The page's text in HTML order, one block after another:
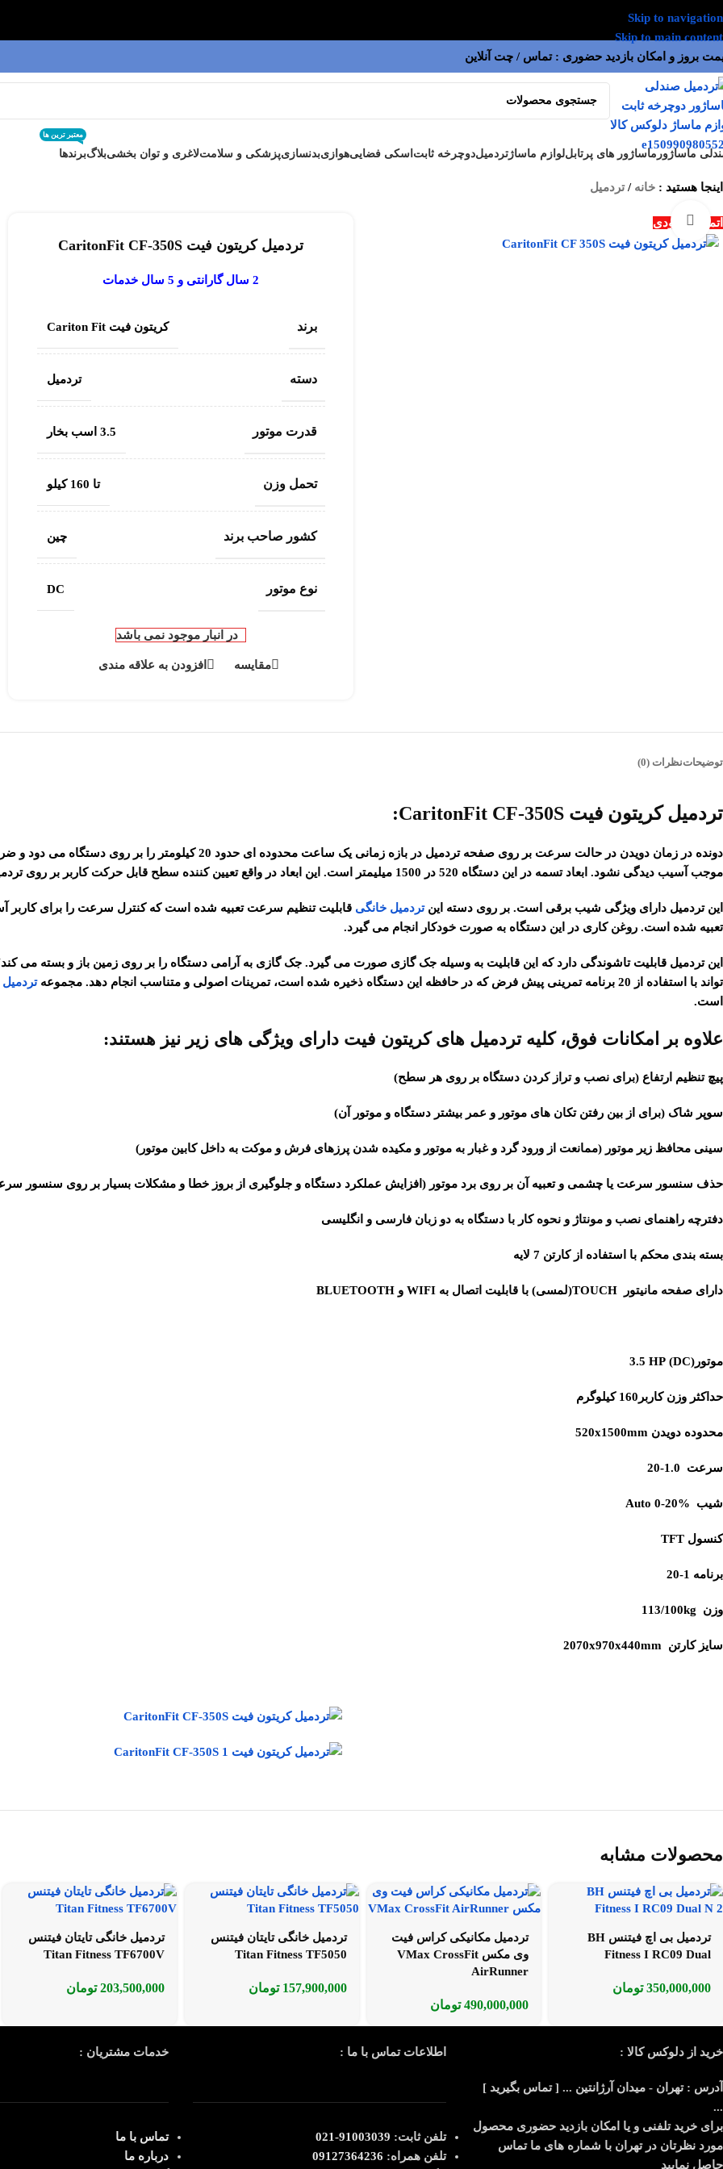
Skip to navigation
Skip to main content
بروز و امکان بازدید حضوری : تماس / چت آنلاین
ماساژور ماساژور های پرتابللوازم ماساژ تردمیلدوچرخه ثابت اسکی فضاییهوازیبدنسازیپزشکی و سلامتلاغری و توان بخشیبلاگبرندها
معتبر ترین ها
اینجا هستید : خانه /تردمیل
اتمام موجودیبزرگنمایی تصویر
تردمیل کریتون فیت CaritonFit CF-350S
2 سال گارانتی و 5 سال خدمات
برند کریتون فیت Cariton Fit
دسته تردمیل
قدرت موتور 3.5 اسب بخار
تحمل وزن تا 160 کیلو
کشور صاحب برند چین
نوع موتور DC
در انبار موجود نمی باشد
مقایسه افزودن به علاقه مندی
توضیحاتنظرات (0)
تردمیل کریتون فیت CaritonFit CF-350S:
دونده در زمان دویدن در حالت سرعت بر روی صفحه تردمیل در بازه زمانی
موجب آسیب دیدگی نشود. ابعاد تسمه در این دستگاه 520 در 1500 میلیمتر است. این ابعاد در واقع تعیین کننده سطح قابل حرکت کاربر بر روی تردمیل است.
این تردمیل دارای ویژگی شیب برقی است. بر روی دسته اینتردمیل خانگی
تعبیه شده است. روغن کاری در این دستگاه به صورت خودکار انجام می گیرد.
این تردمیل قابلیت تاشوندگی دارد که این قابلیت به وسیله جک گازی صورت می گیرد. جک گازی به آرامی دستگاه را بر روی زمین باز و بسته می
تواند با استفاده از 20 برنامه تمرینی پیش فرض که در حافظه این دستگاه ذخیره شده است، تمرینات اصولی و متناسب انجام دهد. مجموعه
است.
علاوه بر امکانات فوق، کلیه تردمیل های کریتون فیت دارای ویژگی های زیر نیز هستند:
پیچ تنظیم ارتفاع (برای نصب و تراز کردن دستگاه بر روی هر سطح)
سوپر شاک (برای از بین رفتن تکان های موتور و عمر بیشتر دستگاه و موتور آن)
سینی محافظ زیر موتور (ممانعت از ورود گرد و غبار به موتور و مکیده شدن پرزهای فرش و موکت به داخل کابین موتور)
حذف سنسور سرعت یا چشمی و تعبیه آن بر روی برد موتور (افزایش عملکرد دستگاه و جلوگیری از بروز خطا و مشکلات بسیار بر روی سنسور
دفترچه راهنمای نصب و مونتاژ و نحوه کار با دستگاه به دو زبان فارسی و انگلیسی
بسته بندی محکم با استفاده از کارتن 7 لایه
دارای صفحه مانیتور TOUCH(لمسی) با قابلیت اتصال به WIFI و BLUETOOTH
موتور(DC) 3.5 HP
حداکثر وزن کاربر160 کیلوگرم
محدوده دویدن 520x1500mm
سرعت 1.0-20
شیب Auto 0-20%
کنسول TFT
برنامه 1-20
وزن 113/100kg
سایز کارتن 2070x970x440mm
محصولات مشابه
تردمیل بی اچ فیتنس BH
Fitness I RC09 Dual
350,000,000 تومان
تردمیل مکانیکی کراس فیت
وی مکس VMax CrossFit
AirRunner
490,000,000 تومان
تردمیل خانگی تایتان فیتنس
Titan Fitness TF5050
157,900,000 تومان
تردمیل خانگی تایتان فیتنس
Titan Fitness TF6700V
203,500,000 تومان
خرید از دلوکس کالا :
آدرس : تهران - میدان آرژانتین ... [ تماس بگیرید ]
...
برای خرید تلفنی و یا امکان بازدید حضوری محصول
مورد نظرتان در تهران با شماره های ما تماس
حاصل نمایید
اطلاعات تماس با ما :
تلفن ثابت: 91003039-021
تلفن همراه: 09127364236
خدمات مشتریان :
تماس با ما
درباره ما